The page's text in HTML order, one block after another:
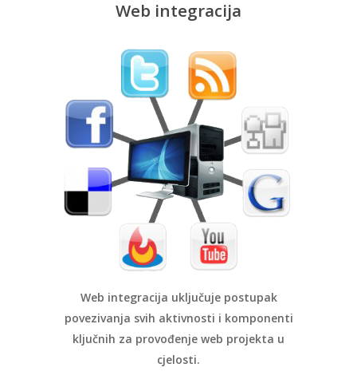
Web integracija
Web integracija uključuje postupak
povezivanja svih aktivnosti i komponenti
ključnih za provođenje web projekta u
cjelosti.